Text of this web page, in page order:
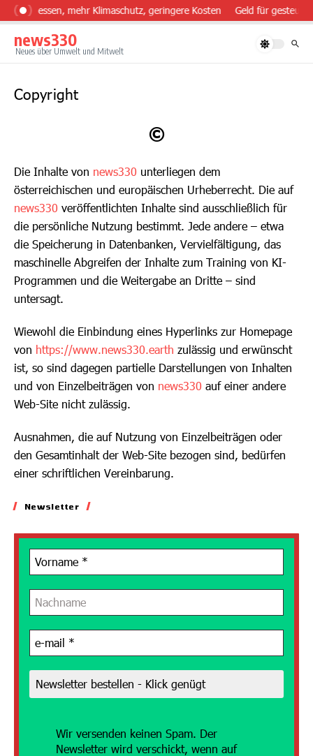
Zum Inhalt springen
essen, mehr Klimaschutz, geringere Kosten Geld für
news330
Neues über Umwelt und Mitwelt
Copyright
©
Die Inhalte von news330 unterliegen dem
österreichischen und europäischen Urheberrecht. Die auf
news330 veröffentlichten Inhalte sind ausschließlich für
die persönliche Nutzung bestimmt. Jede andere – etwa
die Speicherung in Datenbanken, Vervielfältigung, das
maschinelle Abgreifen der Inhalte zum Training von KI-
Programmen und die Weitergabe an Dritte – sind
untersagt.
Wiewohl die Einbindung eines Hyperlinks zur Homepage
von https://www.news330.earth zulässig und erwünscht
ist, so sind dagegen partielle Darstellungen von Inhalten
und von Einzelbeiträgen von news330 auf einer andere
Web-Site nicht zulässig.
Ausnahmen, die auf Nutzung von Einzelbeiträgen oder
den Gesamtinhalt der Web-Site bezogen sind, bedürfen
einer schriftlichen Vereinbarung.
Newsletter
Wir versenden keinen Spam. Der
Newsletter wird verschickt, wenn auf